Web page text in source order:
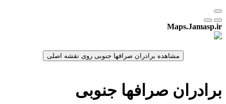
Maps.Jamasp.ir
برادران صرافها جنوبی